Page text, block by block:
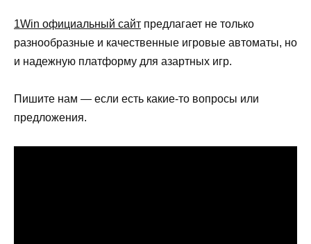
1Win официальный сайт предлагает не только
разнообразные и качественные игровые автоматы, но
и надежную платформу для азартных игр.
Пишите нам — если есть какие-то вопросы или
предложения.